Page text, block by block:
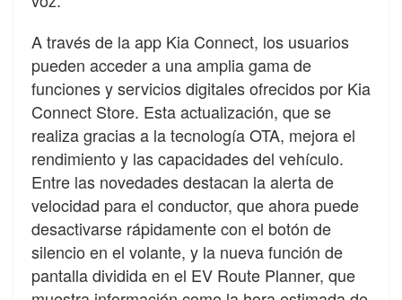
A través de la app Kia Connect, los usuarios
pueden acceder a una amplia gama de
funciones y servicios digitales ofrecidos por Kia
Connect Store. Esta actualización, que se
realiza gracias a la tecnología OTA, mejora el
rendimiento y las capacidades del vehículo.
Entre las novedades destacan la alerta de
velocidad para el conductor, que ahora puede
desactivarse rápidamente con el botón de
silencio en el volante, y la nueva función de
pantalla dividida en el EV Route Planner, que